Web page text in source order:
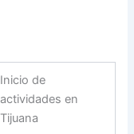
Inicio de
actividades en
Tijuana